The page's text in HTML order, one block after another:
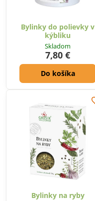
Bylinky do polievky v
kýbliku
Skladom
7,80 €
Do košíka
Bylinky na ryby